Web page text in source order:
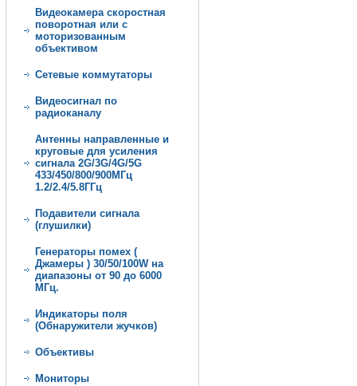
Видеокамера скоростная
поворотная или с
моторизованным
объективом
Сетевые коммутаторы
Видеосигнал по
радиоканалу
Антенны направленные и
круговые для усиления
сигнала 2G/3G/4G/5G
433/450/800/900МГц
1.2/2.4/5.8ГГц
Подавители сигнала
(глушилки)
Генеpатoры пoмeх (
Джамеры ) 30/50/100W нa
диапазоны от 90 дo 6000
МГц.
Индикаторы поля
(Обнаружители жучков)
Объективы
Мониторы